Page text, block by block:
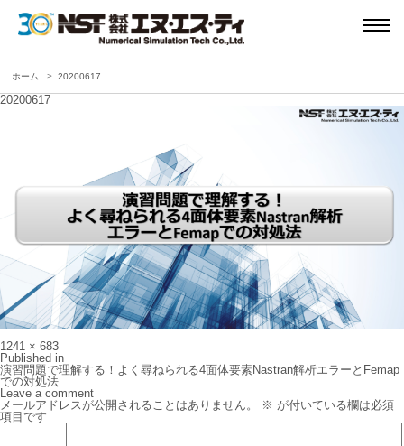
ホーム 20200617
20200617
Full
size
1241 × 683
投
稿
ナ
ビ
ゲ
ー
Published in
演習問題で理解する！よく尋ねられる4面体要素Nastran解析エラーとFemap
での対処法
Leave a comment
メールアドレスが公開されることはありません。
※ が付いている欄は必須
項目です